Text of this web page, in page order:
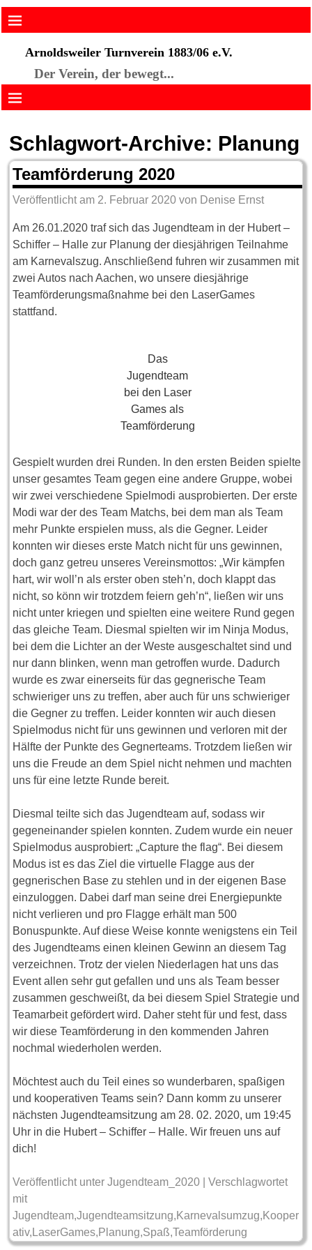
Arnoldsweiler Turnverein 1883/06 e.V.
Der Verein, der bewegt...
Schlagwort-Archive: Planung
Teamförderung 2020
Veröffentlicht am 2. Februar 2020 von Denise Ernst
Am 26.01.2020 traf sich das Jugendteam in der Hubert –
Schiffer – Halle zur Planung der diesjährigen Teilnahme
am Karnevalszug. Anschließend fuhren wir zusammen mit
zwei Autos nach Aachen, wo unsere diesjährige
Teamförderungsmaßnahme bei den LaserGames
stattfand.
Das
Jugendteam
bei den Laser
Games als
Teamförderung
Gespielt wurden drei Runden. In den ersten Beiden spielte
unser gesamtes Team gegen eine andere Gruppe, wobei
wir zwei verschiedene Spielmodi ausprobierten. Der erste
Modi war der des Team Matchs, bei dem man als Team
mehr Punkte erspielen muss, als die Gegner. Leider
konnten wir dieses erste Match nicht für uns gewinnen,
doch ganz getreu unseres Vereinsmottos: „Wir kämpfen
hart, wir woll’n als erster oben steh’n, doch klappt das
nicht, so könn wir trotzdem feiern geh’n“, ließen wir uns
nicht unter kriegen und spielten eine weitere Rund gegen
das gleiche Team. Diesmal spielten wir im Ninja Modus,
bei dem die Lichter an der Weste ausgeschaltet sind und
nur dann blinken, wenn man getroffen wurde. Dadurch
wurde es zwar einerseits für das gegnerische Team
schwieriger uns zu treffen, aber auch für uns schwieriger
die Gegner zu treffen. Leider konnten wir auch diesen
Spielmodus nicht für uns gewinnen und verloren mit der
Hälfte der Punkte des Gegnerteams. Trotzdem ließen wir
uns die Freude an dem Spiel nicht nehmen und machten
uns für eine letzte Runde bereit.
Diesmal teilte sich das Jugendteam auf, sodass wir
gegeneinander spielen konnten. Zudem wurde ein neuer
Spielmodus ausprobiert: „Capture the flag“. Bei diesem
Modus ist es das Ziel die virtuelle Flagge aus der
gegnerischen Base zu stehlen und in der eigenen Base
einzuloggen. Dabei darf man seine drei Energiepunkte
nicht verlieren und pro Flagge erhält man 500
Bonuspunkte. Auf diese Weise konnte wenigstens ein Teil
des Jugendteams einen kleinen Gewinn an diesem Tag
verzeichnen. Trotz der vielen Niederlagen hat uns das
Event allen sehr gut gefallen und uns als Team besser
zusammen geschweißt, da bei diesem Spiel Strategie und
Teamarbeit gefördert wird. Daher steht für und fest, dass
wir diese Teamförderung in den kommenden Jahren
nochmal wiederholen werden.
Möchtest auch du Teil eines so wunderbaren, spaßigen
und kooperativen Teams sein? Dann komm zu unserer
nächsten Jugendteamsitzung am 28. 02. 2020, um 19:45
Uhr in die Hubert – Schiffer – Halle. Wir freuen uns auf
dich!
Veröffentlicht unter Jugendteam_2020 |Verschlagwortet
mit
Jugendteam,Jugendteamsitzung, Karnevalsumzug, Kooper
ativ, LaserGames, Planung,Spaß,Teamförderung